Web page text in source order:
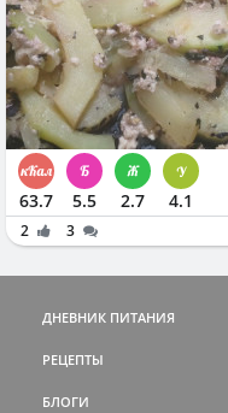
63.7 5.5 2.7 4.1
2 3
ДНЕВНИК ПИТАНИЯ
РЕЦЕПТЫ
БЛОГИ